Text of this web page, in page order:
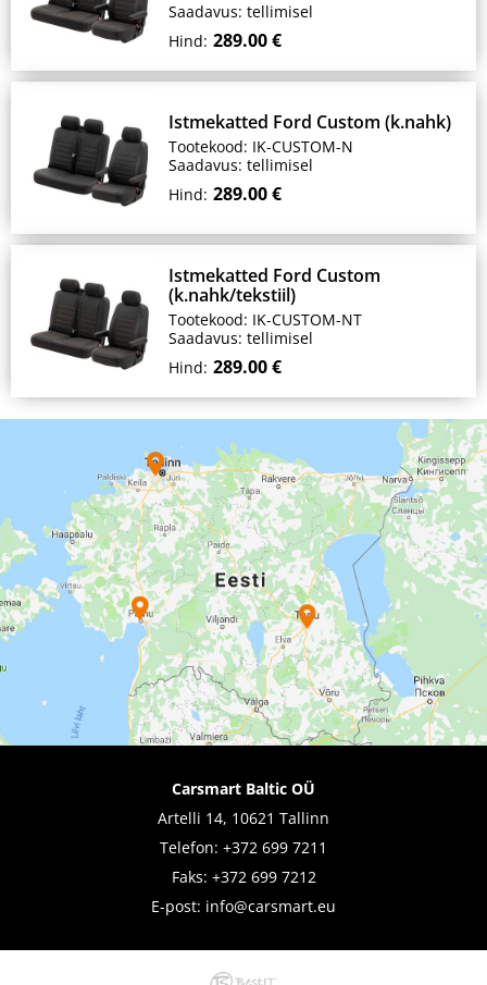
Saadavus: tellimisel
Hind: 289.00 €
Istmekatted Ford Custom (k.nahk)
Tootekood: IK-CUSTOM-N
Saadavus: tellimisel
Hind: 289.00 €
Istmekatted Ford Custom
(k.nahk/tekstiil)
Tootekood: IK-CUSTOM-NT
Saadavus: tellimisel
Hind: 289.00 €
Carsmart Baltic OÜ
Artelli 14, 10621 Tallinn
Telefon: +372 699 7211
Faks: +372 699 7212
E-post: info@carsmart.eu